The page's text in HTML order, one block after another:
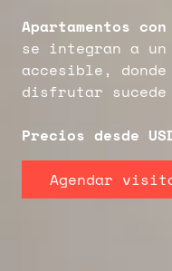
Apartamentos
se integran a un
accesible,
disfrutar
Precios desde
Agendar